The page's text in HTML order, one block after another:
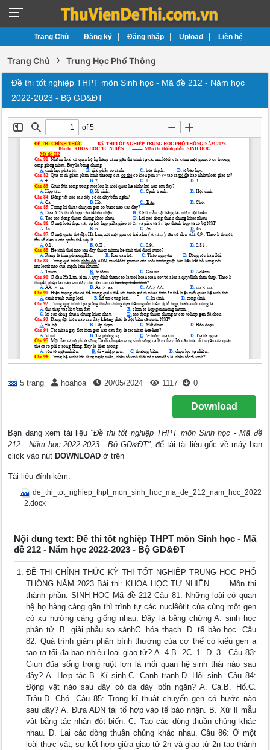
Trang Chủ Đăng ký Đăng nhập Upload Liên hệ
Trang Chủ › Trung Học Phổ Thông
Đề thi tốt nghiệp THPT môn Sinh học - Mã đề 212 - Năm học
2022-2023 - Bộ GD&ĐT
5 trang hoahoa 20/05/2024 1117 0
Download
Bạn đang xem tài liệu "Đề thi tốt nghiệp THPT môn Sinh học - Mã đề
212 - Năm học 2022-2023 - Bộ GD&ĐT", để tải tài liệu gốc về máy bạn
click vào nút DOWNLOAD ở trên
Tài liệu đính kèm:
de_thi_tot_nghiep_thpt_mon_sinh_hoc_ma_de_212_nam_hoc_2022
_2.docx
Nội dung text: Đề thi tốt nghiệp THPT môn Sinh học - Mã
đề 212 - Năm học 2022-2023 - Bộ GD&ĐT
ĐỀ THI CHÍNH THỨC KỲ THI TỐT NGHIỆP TRUNG HỌC PHỔ
THÔNG NĂM 2023 Bài thi: KHOA HỌC TỰ NHIÊN === Môn thi
thành phần: SINH HỌC Mã đề 212 Câu 81: Những loài có quan
hệ họ hàng càng gần thì trình tự các nuclêôtit của cùng một gen
có xu hướng càng giống nhau. Đây là bằng chứng A. sinh học
phân tử. B. giải phẫu so sánhC. hóa thạch. D. tế bào học. Câu
82: Quá trình giảm phân bình thường của cơ thể có kiểu gen a
tạo ra tối đa bao nhiêu loại giao tử? A. 4.B. 2C. 1 .D. 3 . Câu 83:
Giun đũa sống trong ruột lợn là mối quan hệ sinh thái nào sau
đây? A. Hợp tác.B. Kí sinh.C. Cạnh tranh.D. Hội sinh. Câu 84:
Động vật nào sau đây có dạ dày bốn ngăn? A. Cá.B. Hổ.C.
Trâu.D. Chó. Câu 85: Trong kĩ thuật chuyển gen có bước nào
sau đây? A. Đưa ADN tái tổ hợp vào tế bào nhận. B. Xử lí mẫu
vật bằng tác nhân đột biến. C. Tạo các dòng thuần chủng khác
nhau. D. Lai các dòng thuần chủng khác nhau. Câu 86: Ở một
loài thực vật, sự kết hợp giữa giao tử 2n và giao tử 2n tạo thành